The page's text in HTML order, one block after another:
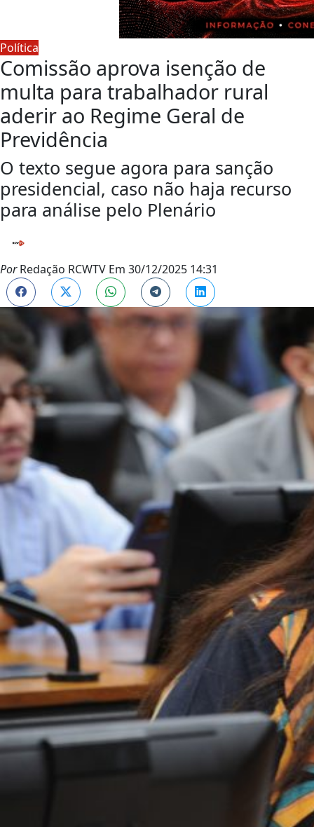
Política
Comissão aprova isenção de
multa para trabalhador rural
aderir ao Regime Geral de
Previdência
O texto segue agora para sanção
presidencial, caso não haja recurso
para análise pelo Plenário
PorRedação RCWTV Em 30/12/2025 14:31